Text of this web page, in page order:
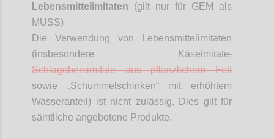
Lebensmittelimitaten (gilt nur für GEM als
MUSS)
Die Verwendung von Lebensmittelimitaten
(insbesondere Käseimitate,
Schlagobersimitateaus pflanzlichem Fett
sowie „Schummelschinken“ mit erhöhtem
Wasseranteil) ist nicht zulässig. Dies gilt für
sämtliche angebotene Produkte.